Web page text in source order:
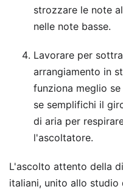
strozzare le note
nelle note basse.
Lavorare per
arrangiamento in
funziona meglio
se semplifichi il
di aria per
l'ascoltatore.
L'ascolto attento della
italiani, unito allo studio